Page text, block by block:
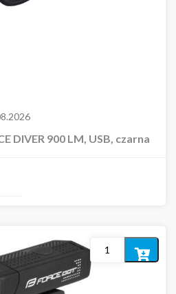
DIVER 900 LM, USB, czarna
Dodaj